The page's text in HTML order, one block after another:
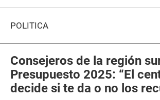
POLÍTICA
Consejeros de la región
Presupuesto 2025: “El
decide si te da o no los